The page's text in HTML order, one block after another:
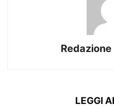
LEGGI